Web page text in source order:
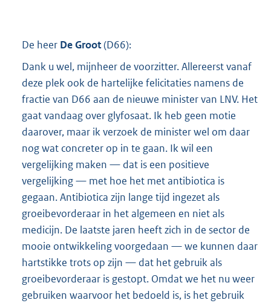
De heer De Groot(D66):
Dank u wel, mijnheer de voorzitter. Allereerst vanaf
deze plek ook de hartelijke felicitaties namens de
fractie van D66 aan de nieuwe minister van LNV. Het
gaat vandaag over glyfosaat. Ik heb geen motie
daarover, maar ik verzoek de minister wel om daar
nog wat concreter op in te gaan. Ik wil een
vergelijking maken — dat is een positieve
vergelijking — met hoe het met antibiotica is
gegaan. Antibiotica zijn lange tijd ingezet als
groeibevorderaar in het algemeen en niet als
medicijn. De laatste jaren heeft zich in de sector de
mooie ontwikkeling voorgedaan — we kunnen daar
hartstikke trots op zijn — dat het gebruik als
groeibevorderaar is gestopt. Omdat we het nu weer
gebruiken waarvoor het bedoeld is, is het gebruik